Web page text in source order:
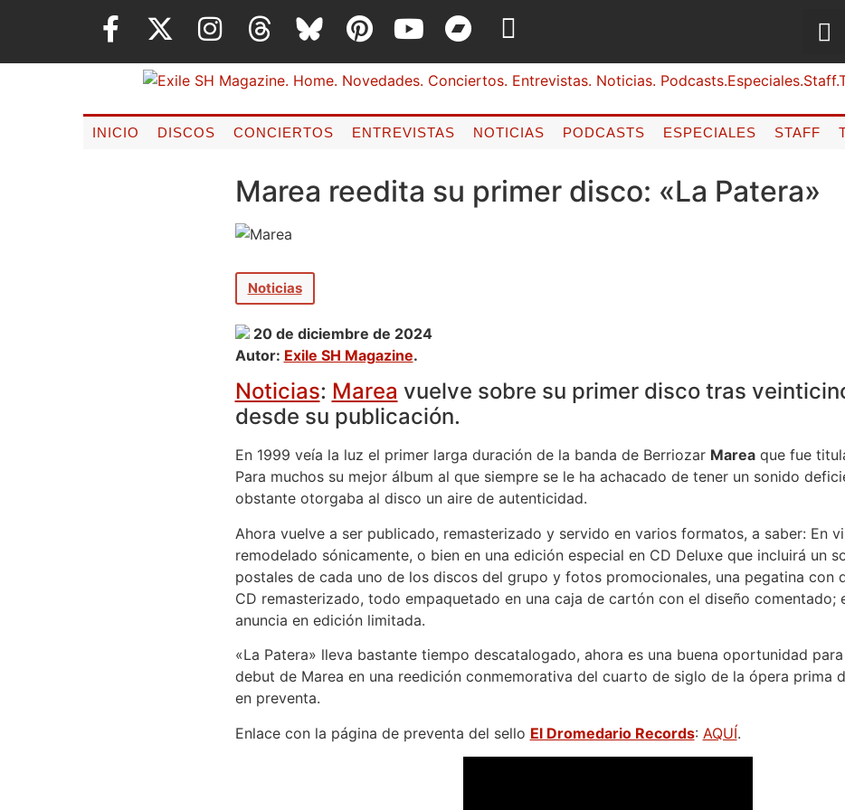
INICIO DISCOS CONCIERTOS ENTREVISTAS NOTICIAS PODCASTS ESPECIALES STAFF
Marea reedita su primer disco: «La Patera»
Noticias
20 de diciembre de 2024
Autor: Exile SH Magazine.
Noticias: Marea vuelve sobre su primer disco tras
desde su publicación.
En 1999 veía la luz el primer larga duración de la banda de Berriozar Mareaque fue
Para muchos su mejor álbum al que siempre se le ha achacado de tener un sonido
obstante otorgaba al disco un aire de autenticidad.
Ahora vuelve a ser publicado, remasterizado y servido en varios formatos, a saber: En
remodelado sónicamente, o bien en una edición especial en CD Deluxe que incluirá un
postales de cada uno de los discos del grupo y fotos promocionales, una pegatina con
CD remasterizado, todo empaquetado en una caja de cartón con el diseño comentado;
anuncia en edición limitada.
«La Patera» lleva bastante tiempo descatalogado, ahora es una buena oportunidad
debut de Marea en una reedición conmemorativa del cuarto de siglo de la ópera prima
en preventa.
Enlace con la página de preventa del sello El Dromedario Records: AQUÍ.